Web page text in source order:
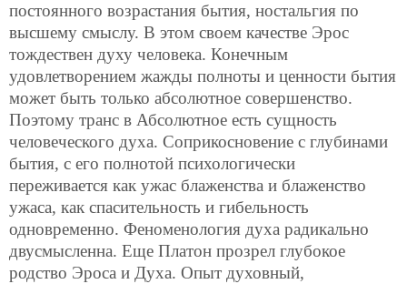
постоянного возрастания бытия, ностальгия по
высшему смыслу. В этом своем качестве Эрос
тождествен духу человека. Конечным
удовлетворением жажды полноты и ценности бытия
может быть только абсолютное совершенство.
Поэтому транс в Абсолютное есть сущность
человеческого духа. Соприкосновение с глубинами
бытия, с его полнотой психологически
переживается как ужас блаженства и блаженство
ужаса, как спасительность и гибельность
одновременно. Феноменология духа радикально
двусмысленна. Еще Платон прозрел глубокое
родство Эроса и Духа. Опыт духовный,